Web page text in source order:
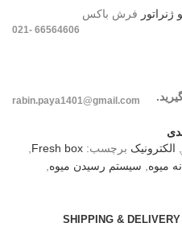
66564606 -021
rabin.paya1401@gmail.com
فرش باکس
, الکترونیک برچسب: Fresh box
,
میوه, سیستم رسیدن میوه,
SHIPPING & DELIVERY